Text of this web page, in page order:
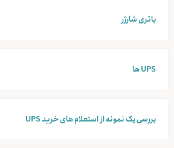
باتری شارژر
UPS ها
بررسی یک نمونه از استعلام های خرید UPS